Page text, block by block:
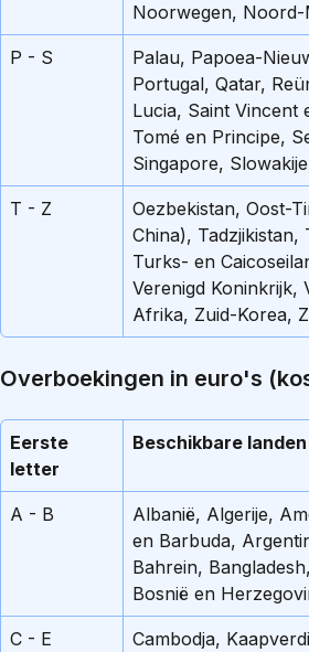
Noorwegen, Noord-
P - S
Palau, Papoea-
Portugal, Qatar,
Lucia, Saint Vincent
Tomé en Principe,
Singapore,
T - Z
Oezbekistan, Oost-
China), Tadzjikistan,
Turks- en
Verenigd Koninkrijk,
Afrika, Zuid-Korea,
Overboekingen in euro's
Eerste
letter
Beschikbare landen
A - B
Albanië, Algerije,
en Barbuda,
Bahrein,
Bosnië en
C - E
Cambodja,